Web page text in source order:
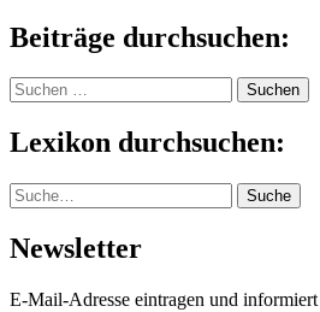
Beiträge durchsuchen:
Suchen
nach:
Lexikon durchsuchen:
Suche Suche
Newsletter
E-Mail-Adresse eintragen und